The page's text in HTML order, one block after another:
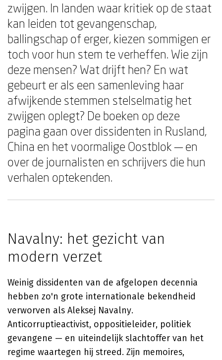
zwijgen. In landen waar kritiek op de staat
kan leiden tot gevangenschap,
ballingschap of erger, kiezen sommigen er
toch voor hun stem te verheffen. Wie zijn
deze mensen? Wat drijft hen? En wat
gebeurt er als een samenleving haar
afwijkende stemmen stelselmatig het
zwijgen oplegt? De boeken op deze
pagina gaan over dissidenten in Rusland,
China en het voormalige Oostblok — en
over de journalisten en schrijvers die hun
verhalen optekenden.
Navalny: het gezicht van
modern verzet
Weinig dissidenten van de afgelopen decennia
hebben zo'n grote internationale bekendheid
verworven als Aleksej Navalny.
Anticorruptieactivist, oppositieleider, politiek
gevangene — en uiteindelijk slachtoffer van het
regime waartegen hij streed. Zijn memoires,